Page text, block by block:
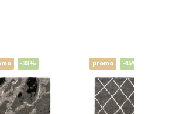
-38% promo -45%